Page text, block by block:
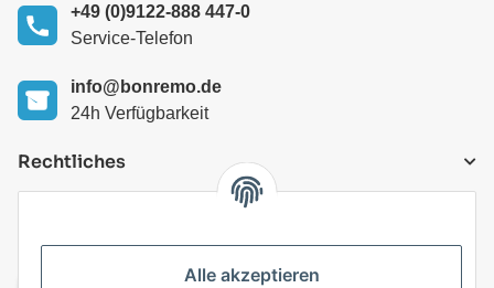
+49 (0)9122-888 447-0
Service-Telefon
info@bonremo.de
24h Verfügbarkeit
Rechtliches
Alle akzeptieren